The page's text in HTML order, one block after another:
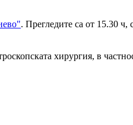
. Прегледите са от 15.30 ч,
хирургия, в